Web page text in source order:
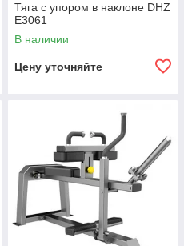
Тяга с упором в наклоне DHZ
E3061
В наличии
Цену уточняйте